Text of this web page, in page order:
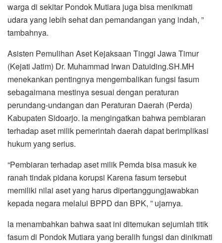
warga di sekitar Pondok Mutiara juga bisa menikmati
udara yang lebih sehat dan pemandangan yang indah, ”
tambahnya.
Asisten Pemulihan Aset Kejaksaan Tinggi Jawa Timur
(Kejati Jatim) Dr. Muhammad Irwan Datuiding.SH.MH
menekankan pentingnya mengembalikan fungsi fasum
sebagaimana mestinya sesuai dengan peraturan
perundang-undangan dan Peraturan Daerah (Perda)
Kabupaten Sidoarjo. la mengingatkan bahwa pembiaran
terhadap aset milik pemerintah daerah dapat berimplikasi
hukum yang serius.
“Pembiaran terhadap aset milik Pemda bisa masuk ke
ranah tindak pidana korupsi Karena fasum tersebut
memiliki nilai aset yang harus dipertanggungjawabkan
kepada negara melalui BPPD dan BPK, ” ujarnya.
la menambahkan bahwa saat ini ditemukan sejumlah titik
fasum di Pondok Mutiara yang beralih fungsi dan dinikmati